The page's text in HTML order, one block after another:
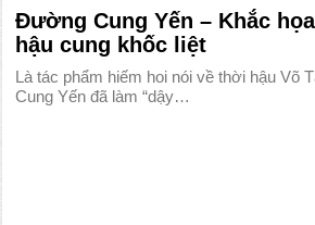
Đường Cung Yến – Khắc
hậu cung khốc liệt
Là tác phẩm hiếm hoi nói về thời hậu Võ
Cung Yến đã làm “dậy…